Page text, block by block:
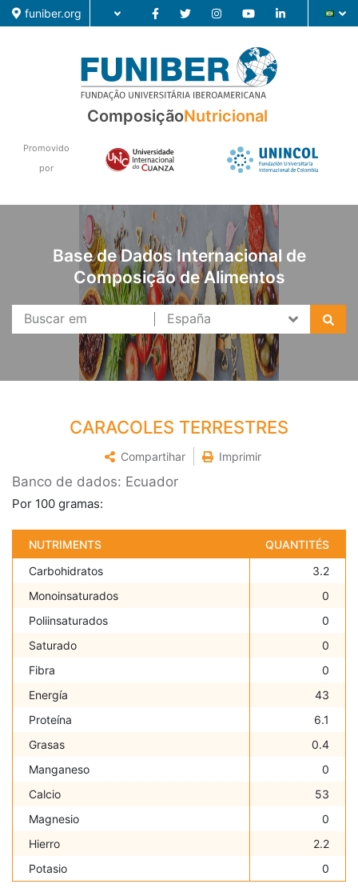
funiber.org
Formação
Pesquisa
Notícias
ComposiçãoNutricional
Promovido
por
Base de Dados Internacional de
Composição de Alimentos
CARACOLES TERRESTRES
Compartihar Imprimir
Banco de dados: Ecuador
Por 100 gramas:
NUTRIMENTS
QUANTITÉS
Carbohidratos
3.2
Monoinsaturados
0
Poliinsaturados
0
Saturado
0
Fibra
0
Energía
43
Proteína
6.1
Grasas
0.4
Manganeso
0
Calcio
53
Magnesio
0
Hierro
2.2
Potasio
0